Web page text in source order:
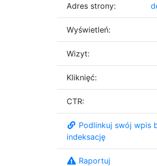
Adres strony:
Wyświetleń:
Wizyt:
Kliknięć:
CTR:
Podlinkuj swój wpis
indeksację
Raportuj